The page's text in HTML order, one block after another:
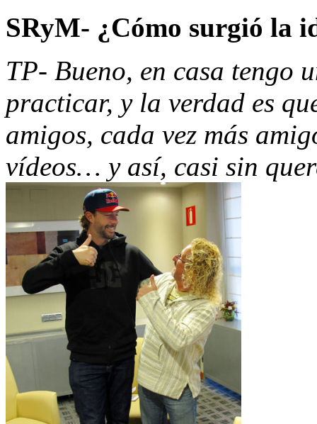
SRyM- ¿Cómo surgió la
TP- Bueno, en casa tengo
practicar, y la verdad es
amigos, cada vez más
vídeos… y así, casi sin